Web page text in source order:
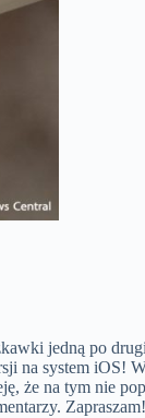
jedną po
na system iOS!
że na tym nie